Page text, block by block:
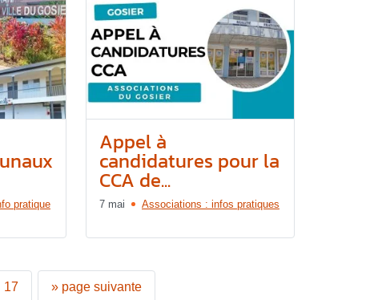
pratique
Appel à
candidatures pour la
CCA de...
7 mai Associations : infos pratiques
17 » page suivante